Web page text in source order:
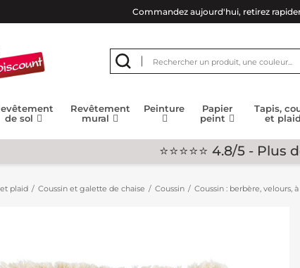
Commandez aujourd'hui, retirez
de sol
Revêtement
mural
Peinture
Papier
peint
Tapis,
et plaid
⭐⭐⭐⭐⭐ 4.8/5 -
plaid Coussin et galette de chaise Coussin Coussin : berbère, velours,